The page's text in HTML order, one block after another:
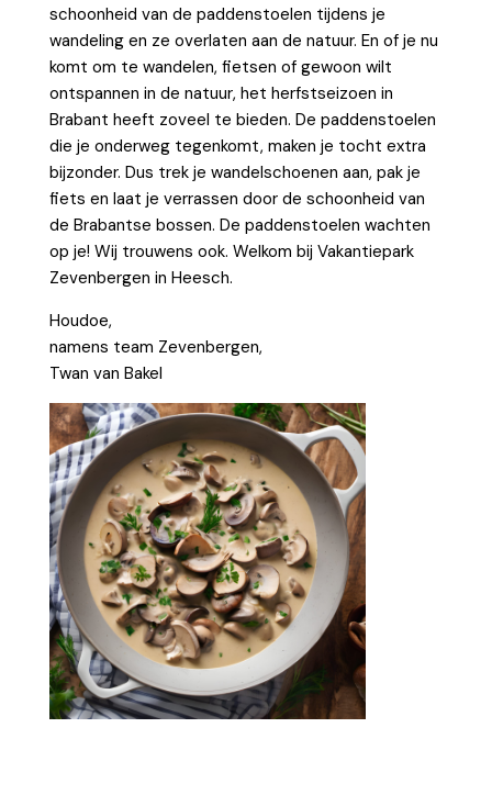
schoonheid van de paddenstoelen tijdens je
wandeling en ze overlaten aan de natuur. En of je nu
komt om te wandelen, fietsen of gewoon wilt
ontspannen in de natuur, het herfstseizoen in
Brabant heeft zoveel te bieden. De paddenstoelen
die je onderweg tegenkomt, maken je tocht extra
bijzonder. Dus trek je wandelschoenen aan, pak je
fiets en laat je verrassen door de schoonheid van
de Brabantse bossen. De paddenstoelen wachten
op je! Wij trouwens ook. Welkom bij Vakantiepark
Zevenbergen in Heesch.
Houdoe,
namens team Zevenbergen,
Twan van Bakel